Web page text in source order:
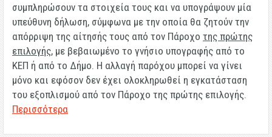
συμπληρώσουν τα στοιχεία τους και να υπογράψουν μία
υπεύθυνη δήλωση, σύμφωνα με την οποία θα ζητούν την
απόρριψη της αίτησής τους από τον Πάροχο της πρώτης
επιλογής, με βεβαιωμένο το γνήσιο υπογραφής από το
ΚΕΠ ή από το Δήμο. Η αλλαγή παρόχου μπορεί να γίνει
μόνο και εφόσον δεν έχει ολοκληρωθεί η εγκατάσταση
του εξοπλισμού από τον Πάροχο της πρώτης επιλογής.
Περισσότερα